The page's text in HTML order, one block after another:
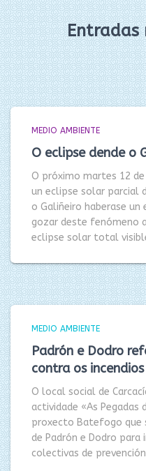
MEDIO AMBIENTE
O eclipse dende o
O próximo martes 12
un eclipse solar parcial
o Galiñeiro haberase un
gozar deste fenómeno
eclipse solar total
MEDIO AMBIENTE
Padrón e Dodro
contra os
O local social de
actividade «As Pegadas
proxecto Batefogo que
de Padrón e Dodro
colectivas de